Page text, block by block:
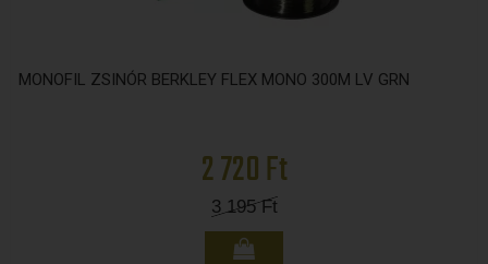
MONOFIL ZSINÓR BERKLEY FLEX MONO 300M LV GRN
2 720 Ft
3 195Ft